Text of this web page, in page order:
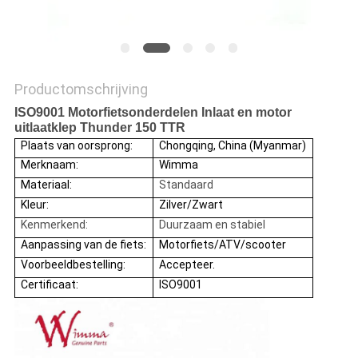
Productomschrijving
ISO9001 Motorfietsonderdelen Inlaat en motor
uitlaatklep Thunder 150 TTR
Plaats van oorsprong:
Chongqing, China (Myanmar)
Merknaam:
Wimma
Materiaal:
Standaard
Kleur:
Zilver/Zwart
Kenmerkend:
Duurzaam en stabiel
Aanpassing van de fiets:
Motorfiets/ATV/scooter
Voorbeeldbestelling:
Accepteer.
Certificaat:
ISO9001